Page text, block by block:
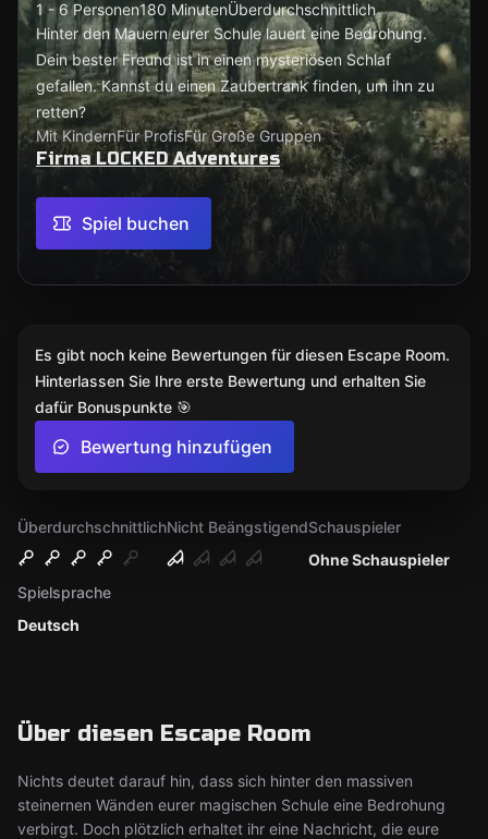
1 - 6 Personen180 MinutenÜberdurchschnittlich
Hinter den Mauern eurer Schule lauert eine Bedrohung.
Dein bester Freund ist in einen mysteriösen Schlaf
gefallen. Kannst du einen Zaubertrank finden, um ihn zu
retten?
Mit KindernFür ProfisFür Große Gruppen
Firma LOCKED Adventures
Spiel buchen
ÜberdurchschnittlichNicht Beängstigend
Ohne Schauspieler
Schauspieler
Deutsch
Spielsprache
Über diesen Escape Room
Nichts deutet darauf hin, dass sich hinter den massiven
steinernen Wänden eurer magischen Schule eine Bedrohung
verbirgt. Doch plötzlich erhaltet ihr eine Nachricht, die eure
Es gibt noch keine Bewertungen für diesen Escape Room.
Hinterlassen Sie Ihre erste Bewertung und erhalten Sie
dafür Bonuspunkte 🎯
Bewertung hinzufügen